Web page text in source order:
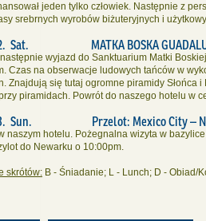
jeden tylko człowiek. Następnie z
srebrnych wyrobów biżuteryjnych i
Sat. MATKA BOSKA
wyjazd do Sanktuarium Matki
Czas na obserwacje ludowych tańców w
Znajdują się tutaj ogromne piramidy Słońca
piramidach. Powrót do naszego hotelu w
Sun. Przelot: Mexico City –
naszym hotelu. Pożegnalna wizyta w
do Newarku o 10:00pm.
skrótów: B - Śniadanie; L - Lunch; D - Obiad/